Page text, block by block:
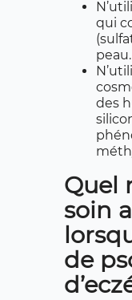
qui
des
Quel
soin
de